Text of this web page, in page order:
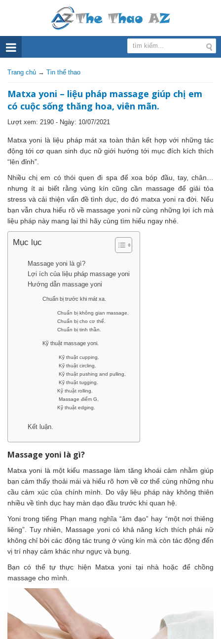
Trang chủ → Tin thể thao
Matxa yoni – liệu pháp massage giúp chị em
có cuộc sống thăng hoa, viên mãn.
Lượt xem: 2190 - Ngày: 10/07/2021
Matxa yoni là liệu pháp mát xa toàn thân kết hợp với những tác
động tới cơ quan sinh dục nữ giới hướng tới mục đích kích thích
“lên đỉnh”.
Nhiều chị em có thói quen đi spa để xoa bóp đầu, tay, chân…
nhưng ít ai biết rằng vùng kín cũng cần massage để giải tỏa
stress và cải thiện vấn đề tình dục, do đó matxa yoni ra đời. Nếu
bạn vẫn chưa hiểu rõ về massage yoni nữ cùng những lợi ích mà
liệu pháp này mang lại thì hãy cùng tìm hiểu ngay nhé.
Mục lục
Massage yoni là gì?
Lợi ích của liệu pháp massage yoni
Hướng dẫn massage yoni
Chuẩn bị trước khi mát xa.
Chuẩn bị không gian massage.
Chuẩn bị cho cơ thể.
Chuẩn bị tinh thần.
Kỹ thuật massage yoni.
Kỹ thuật cupping.
Kỹ thuật circling.
Kỹ thuật pushing and pulling.
Kỹ thuật tugging.
Kỹ thuật rolling.
Massage điểm G.
Kỹ thuật edging.
Kết luận.
Massage yoni là gì?
Matxa yoni là một kiểu massage làm tăng khoái cảm nhằm giúp
bạn cảm thấy thoải mái và hiểu rõ hơn về cơ thể cùng những nhu
cầu cảm xúc của chính mình. Do vậy liệu pháp này không thiên
nhiều về tình dục hay màn dạo đầu trước khi quan hệ.
Yoni trong tiếng Phạn mang nghĩa “âm đạo” hay “một nơi thiêng
liêng”. Tuy nhiên, Massage yoni có khả năng kích thích phái nữ
không chỉ bởi các động tác trung ở vùng kín mà còn tác động đến
vị trí nhạy cảm khác như ngực và bụng.
Bạn có thể tự thực hiện Matxa yoni tại nhà hoặc để chồng
massage cho mình.